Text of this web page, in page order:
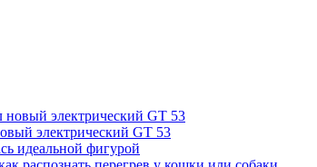
электрический GT 53
идеальной фигурой